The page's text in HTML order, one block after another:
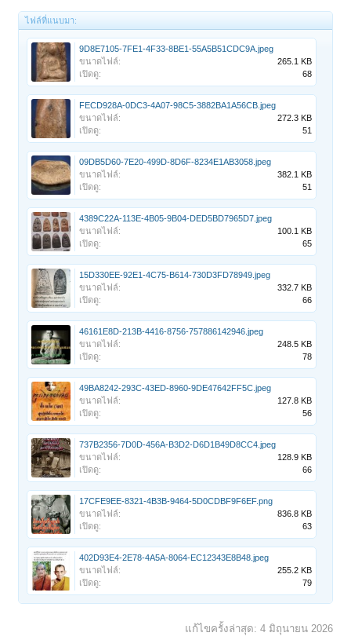
ไฟล์ที่แนบมา:
9D8E7105-7FE1-4F33-8BE1-55A5B51CDC9A.jpeg
ขนาดไฟล์:
265.1 KB
เปิดดู:
68
FECD928A-0DC3-4A07-98C5-3882BA1A56CB.jpeg
ขนาดไฟล์:
272.3 KB
เปิดดู:
51
09DB5D60-7E20-499D-8D6F-8234E1AB3058.jpeg
ขนาดไฟล์:
382.1 KB
เปิดดู:
51
4389C22A-113E-4B05-9B04-DED5BD7965D7.jpeg
ขนาดไฟล์:
100.1 KB
เปิดดู:
65
15D330EE-92E1-4C75-B614-730D3FD78949.jpeg
ขนาดไฟล์:
332.7 KB
เปิดดู:
66
46161E8D-213B-4416-8756-757886142946.jpeg
ขนาดไฟล์:
248.5 KB
เปิดดู:
78
49BA8242-293C-43ED-8960-9DE47642FF5C.jpeg
ขนาดไฟล์:
127.8 KB
เปิดดู:
56
737B2356-7D0D-456A-B3D2-D6D1B49D8CC4.jpeg
ขนาดไฟล์:
128.9 KB
เปิดดู:
66
17CFE9EE-8321-4B3B-9464-5D0CDBF9F6EF.png
ขนาดไฟล์:
836.8 KB
เปิดดู:
63
402D93E4-2E78-4A5A-8064-EC12343E8B48.jpeg
ขนาดไฟล์:
255.2 KB
เปิดดู:
79
แก้ไขครั้งล่าสุด: 4 มิถุนายน 2026